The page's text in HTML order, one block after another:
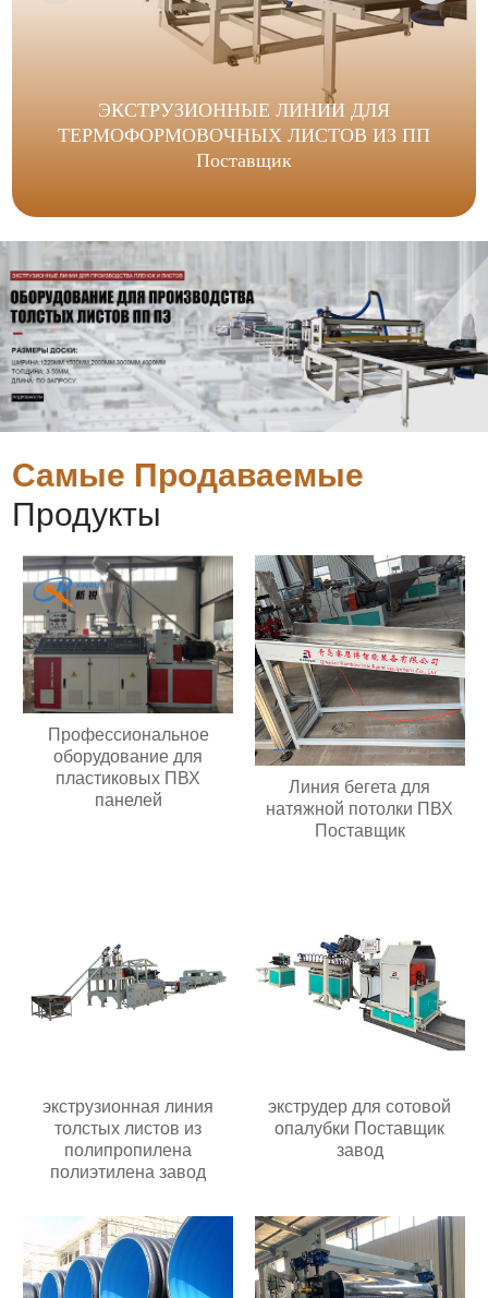
ЭКСТРУЗИОННЫЕ ЛИНИИ ДЛЯ
ТЕРМОФОРМОВОЧНЫХ ЛИСТОВ ИЗ ПП
Поставщик
Самые Продаваемые
Продукты
Профессиональное
оборудование для
пластиковых ПВХ
панелей
Линия бегета для
натяжной потолки ПВХ
Поставщик
экструзионная линия
толстых листов из
полипропилена
полиэтилена завод
экструдер для сотовой
опалубки Поставщик
завод